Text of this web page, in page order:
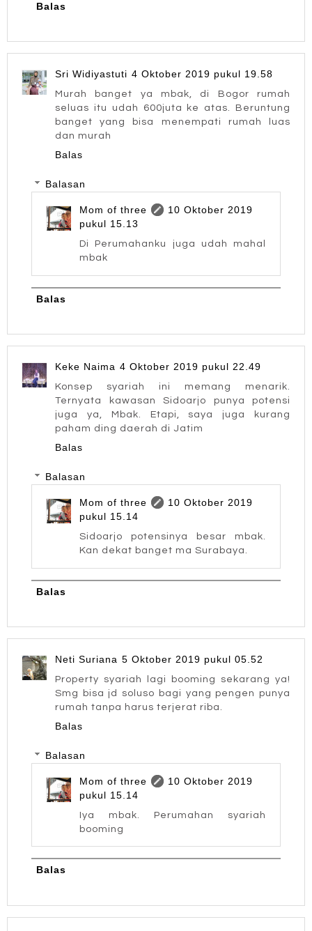
Balas
Sri Widiyastuti 4 Oktober 2019 pukul 19.58
Murah banget ya mbak, di Bogor rumah
seluas itu udah 600juta ke atas. Beruntung
banget yang bisa menempati rumah luas
dan murah
Balas
Balasan
Mom of three
10 Oktober 2019
pukul 15.13
Di Perumahanku juga udah mahal
mbak
Balas
Keke Naima 4 Oktober 2019 pukul 22.49
Konsep syariah ini memang menarik.
Ternyata kawasan Sidoarjo punya potensi
juga ya, Mbak. Etapi, saya juga kurang
paham ding daerah di Jatim
Balas
Balasan
Mom of three
10 Oktober 2019
pukul 15.14
Sidoarjo potensinya besar mbak.
Kan dekat banget ma Surabaya.
Balas
Neti Suriana 5 Oktober 2019 pukul 05.52
Property syariah lagi booming sekarang ya!
Smg bisa jd soluso bagi yang pengen punya
rumah tanpa harus terjerat riba.
Balas
Balasan
Mom of three
10 Oktober 2019
pukul 15.14
Iya mbak. Perumahan syariah
booming
Balas